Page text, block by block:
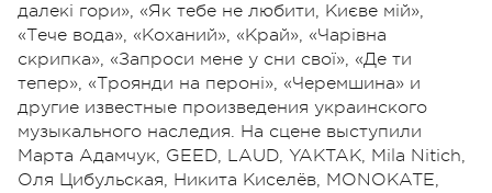
далекі гори», «Як тебе не любити, Києве мій»,
«Тече вода», «Коханий», «Край», «Чарівна
скрипка», «Запроси мене у сни свої», «Де ти
тепер», «Троянди на пероні», «Черемшина» и
другие известные произведения украинского
музыкального наследия. На сцене выступили
Марта Адамчук, GEED, LAUD, YAKTAK, Mila Nitich,
Оля Цибульская, Никита Киселёв, MONOKATE,